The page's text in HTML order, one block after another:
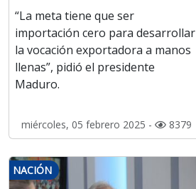
“La meta tiene que ser
importación cero para desarrollar
la vocación exportadora a manos
llenas”, pidió el presidente
Maduro.
miércoles, 05 febrero 2025 - 8379
NACIÓN